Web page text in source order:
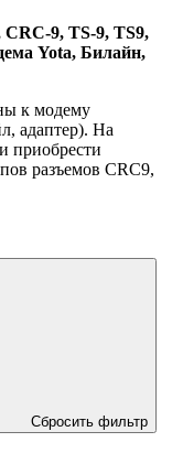
9, TS-9, TS9,
Yota, Билайн,
к модему
адаптер). На
приобрести
разъемов CRC9,
Сбросить фильтр